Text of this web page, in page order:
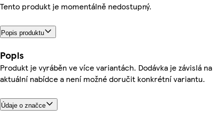
Tento produkt je momentálně nedostupný.
Popis produktu
Popis
Produkt je vyráběn ve více variantách. Dodávka je závislá na
aktuální nabídce a není možné doručit konkrétní variantu.
Údaje o značce